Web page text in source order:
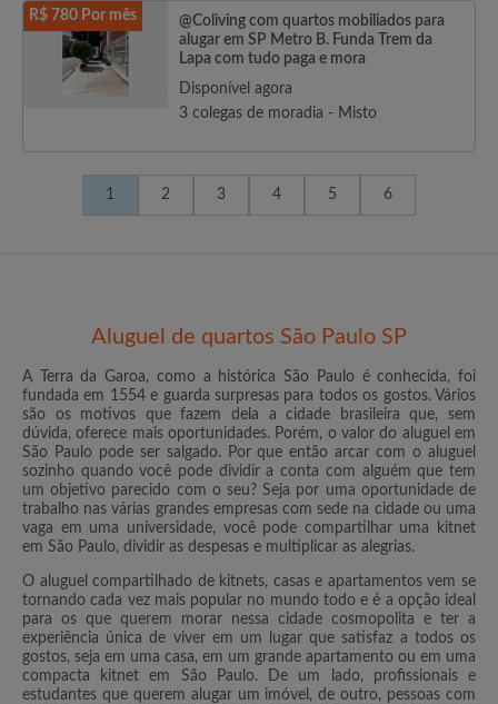
R$ 780 Por mês
@Coliving com quartos mobiliados para
alugar em SP Metro B. Funda Trem da
Lapa com tudo paga e mora
Disponível agora
3 colegas de moradia - Misto
1 2 3 4 5 6
Aluguel de quartos São Paulo SP
A Terra da Garoa, como a histórica São Paulo é conhecida, foi
fundada em 1554 e guarda surpresas para todos os gostos. Vários
são os motivos que fazem dela a cidade brasileira que, sem
dúvida, oferece mais oportunidades. Porém, o valor do aluguel em
São Paulo pode ser salgado. Por que então arcar com o aluguel
sozinho quando você pode dividir a conta com alguém que tem
um objetivo parecido com o seu? Seja por uma oportunidade de
trabalho nas várias grandes empresas com sede na cidade ou uma
vaga em uma universidade, você pode compartilhar uma kitnet
em São Paulo, dividir as despesas e multiplicar as alegrias.
O aluguel compartilhado de kitnets, casas e apartamentos vem se
tornando cada vez mais popular no mundo todo e é a opção ideal
para os que querem morar nessa cidade cosmopolita e ter a
experiência única de viver em um lugar que satisfaz a todos os
gostos, seja em uma casa, em um grande apartamento ou em uma
compacta kitnet em São Paulo. De um lado, profissionais e
estudantes que querem alugar um imóvel, de outro, pessoas com